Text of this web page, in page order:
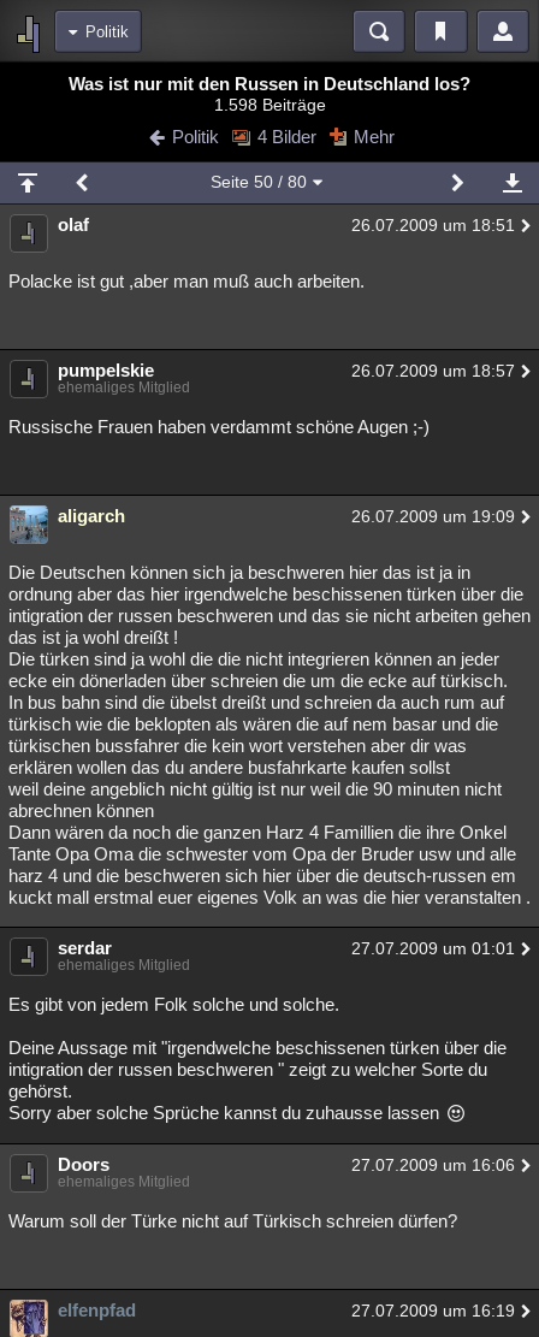
Politik
Bereiche
Blogs Videos
Chat Wiki Neuigkeiten
meine Rubriken
Menschen Mystery Kriminalfälle
Spiritualität Verschwörungen Technologie
weitere Rubriken
Philosophie Träume
Musik Clash Verbesserungen Allmystery English
Übersichten
Besucht Teilgenommen Alle Neue Geschlossen
Lesenswert Schlüsselwörter
Was ist nur mit den Russen in Deutschland los?
1.598 Beiträge
Politik 4 Bilder Mehr
Seite 50/ 80
olaf 26.07.2009 um 18:51
Polacke ist gut ,aber man muß auch arbeiten.
pumpelskie 26.07.2009 um 18:57
ehemaliges Mitglied
Russische Frauen haben verdammt schöne Augen ;-)
aligarch 26.07.2009 um 19:09
Die Deutschen können sich ja beschweren hier das ist ja in
ordnung aber das hier irgendwelche beschissenen türken über die
intigration der russen beschweren und das sie nicht arbeiten gehen
das ist ja wohl dreißt !
Die türken sind ja wohl die die nicht integrieren können an jeder
ecke ein dönerladen über schreien die um die ecke auf türkisch.
In bus bahn sind die übelst dreißt und schreien da auch rum auf
türkisch wie die beklopten als wären die auf nem basar und die
türkischen bussfahrer die kein wort verstehen aber dir was
erklären wollen das du andere busfahrkarte kaufen sollst
weil deine angeblich nicht gültig ist nur weil die 90 minuten nicht
abrechnen können
Dann wären da noch die ganzen Harz 4 Famillien die ihre Onkel
Tante Opa Oma die schwester vom Opa der Bruder usw und alle
harz 4 und die beschweren sich hier über die deutsch-russen em
kuckt mall erstmal euer eigenes Volk an was die hier veranstalten .
serdar 27.07.2009 um 01:01
ehemaliges Mitglied
Es gibt von jedem Folk solche und solche.
Deine Aussage mit "irgendwelche beschissenen türken über die
intigration der russen beschweren " zeigt zu welcher Sorte du
gehörst.
Sorry aber solche Sprüche kannst du zuhausse lassen
Doors 27.07.2009 um 16:06
ehemaliges Mitglied
Warum soll der Türke nicht auf Türkisch schreien dürfen?
elfenpfad 27.07.2009 um 16:19